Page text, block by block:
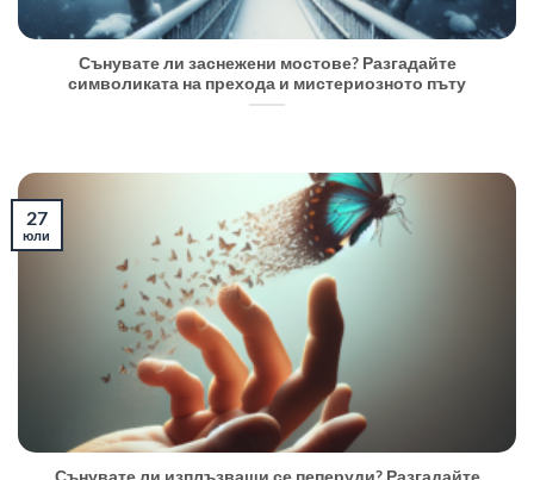
Сънувате ли заснежени мостове? Разгадайте
символиката на прехода и мистериозното пъту
27
юли